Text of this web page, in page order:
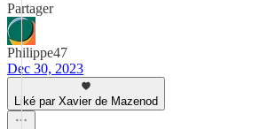
Partager
Philippe47
Dec 30, 2023
Liké par Xavier de Mazenod